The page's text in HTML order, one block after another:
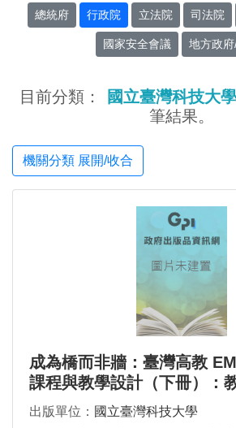
總統府 行政院 立法院 司法院
國家安全會議 地方政
目前分類： 國立臺灣科技大學
筆結果。
機關分類 展開/收合
成為橋而非牆：臺灣高教
課程與教學設計（下冊）：
跨域對話
出版單位： 國立臺灣科技大學